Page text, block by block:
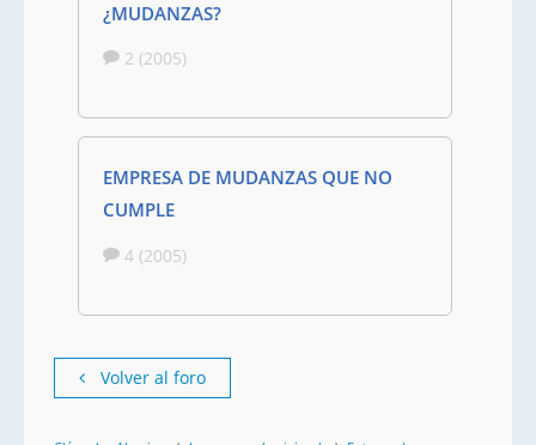
¿MUDANZAS?
2 (2005)
EMPRESA DE MUDANZAS QUE NO
CUMPLE
4 (2005)
Volver al foro